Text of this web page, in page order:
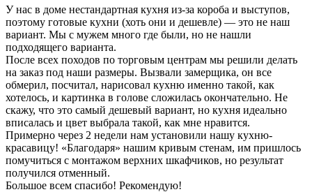
У нас в доме нестандартная кухня из-за короба и выступов,
поэтому готовые кухни (хоть они и дешевле) — это не наш
вариант. Мы с мужем много где были, но не нашли
подходящего варианта.
После всех походов по торговым центрам мы решили делать
на заказ под наши размеры. Вызвали замерщика, он все
обмерил, посчитал, нарисовал кухню именно такой, как
хотелось, и картинка в голове сложилась окончательно. Не
скажу, что это самый дешевый вариант, но кухня идеально
вписалась и цвет выбрала такой, как мне нравится.
Примерно через 2 недели нам установили нашу кухню-
красавицу! «Благодаря» нашим кривым стенам, им пришлось
помучиться с монтажом верхних шкафчиков, но результат
получился отменный.
Большое всем спасибо! Рекомендую!